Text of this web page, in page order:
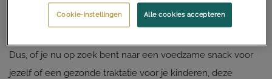
voelen. Of je ze nu als tussendoortje eet of deelt met de
kleintjes, ze zijn altijd een succes!
Dus, of je nu op zoek bent naar een voedzame snack voor
jezelf of een gezonde traktatie voor je kinderen, deze
Alle cookies accepteren
Cookie-instellingen